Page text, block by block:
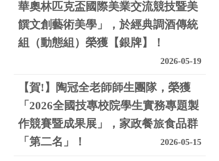
華奧林匹克盃國際美業交流競技暨美
饌文創藝術美學」，於經典調酒傳統
組（動態組）榮獲【銀牌】！
2026-05-19
【賀!】陶冠全老師師生團隊，榮獲
「2026全國技專校院學生實務專題製
作競賽暨成果展」，家政餐旅食品群
「第二名」！
2026-05-15